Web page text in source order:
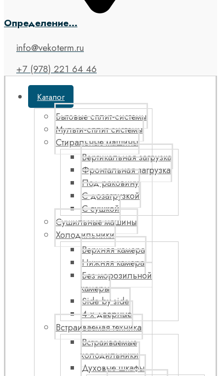
Определение...
info@vekoterm.ru
+7 (978) 221 64 46
Каталог
Бытовые сплит-системы
Мульти-сплит системы
Стиральные машины
Вертикальная загрузка
Фронтальная загрузка
Под раковину
С дозагрузкой
С сушкой
Сушильные машины
Холодильники
Верхняя камера
Нижняя камера
Без морозильной
камеры
Side by side
4-х дверные
Встраиваемая техника
Встраиваемые
холодильники
Духовые шкафы